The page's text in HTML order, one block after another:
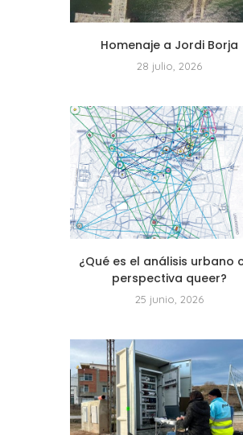
Homenaje a Jordi Borja
28 julio, 2026
¿Qué es el análisis urbano
perspectiva queer?
25 junio, 2026